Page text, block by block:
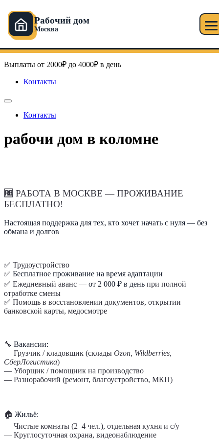
Рабочий дом
Москва
к
содержимому
Рабочий дом в Москве
Выплаты от 2000₽ до 4000₽ в день
Контакты
Контакты
рабочи дом в коломне
🆓 РАБОТА В МОСКВЕ — ПРОЖИВАНИЕ
БЕСПЛАТНО!
Настоящая поддержка для тех, кто хочет начать с нуля — без
обмана и долгов
✅ Трудоустройство
✅ Бесплатное проживание на время адаптации
✅ Ежедневный аванс — от 2 000 ₽ в день при полной
отработке смены
✅ Помощь в восстановлении документов, открытии
банковской карты, медосмотре
🔧 Вакансии:
— Грузчик / кладовщик (склады Ozon, Wildberries,
СберЛогистика)
— Уборщик / помощник на производство
— Разнорабочий (ремонт, благоустройство, МКП)
🏠 Жильё:
— Чистые комнаты (2–4 чел.), отдельная кухня и с/у
— Круглосуточная охрана, видеонаблюдение